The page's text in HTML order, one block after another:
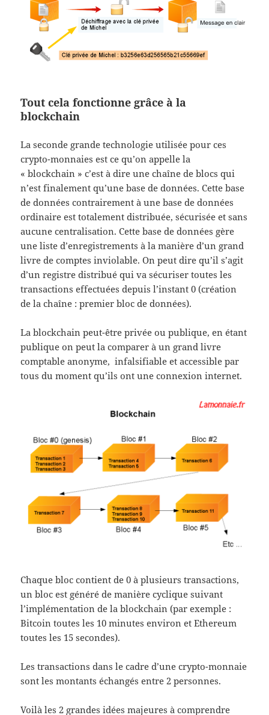
Tout cela fonctionne grâce à la
blockchain
La seconde grande technologie utilisée pour ces
crypto-monnaies est ce qu’on appelle la
« blockchain » c’est à dire une chaîne de blocs qui
n’est finalement qu’une base de données. Cette base
de données contrairement à une base de données
ordinaire est totalement distribuée, sécurisée et sans
aucune centralisation. Cette base de données gère
une liste d’enregistrements à la manière d’un grand
livre de comptes inviolable. On peut dire qu’il s’agit
d’un registre distribué qui va sécuriser toutes les
transactions effectuées depuis l’instant 0 (création
de la chaîne : premier bloc de données).
La blockchain peut-être privée ou publique, en étant
publique on peut la comparer à un grand livre
comptable anonyme, infalsifiable et accessible par
tous du moment qu’ils ont une connexion internet.
Chaque bloc contient de 0 à plusieurs transactions,
un bloc est généré de manière cyclique suivant
l’implémentation de la blockchain (par exemple :
Bitcoin toutes les 10 minutes environ et Ethereum
toutes les 15 secondes).
Les transactions dans le cadre d’une crypto-monnaie
sont les montants échangés entre 2 personnes.
Voilà les 2 grandes idées majeures à comprendre